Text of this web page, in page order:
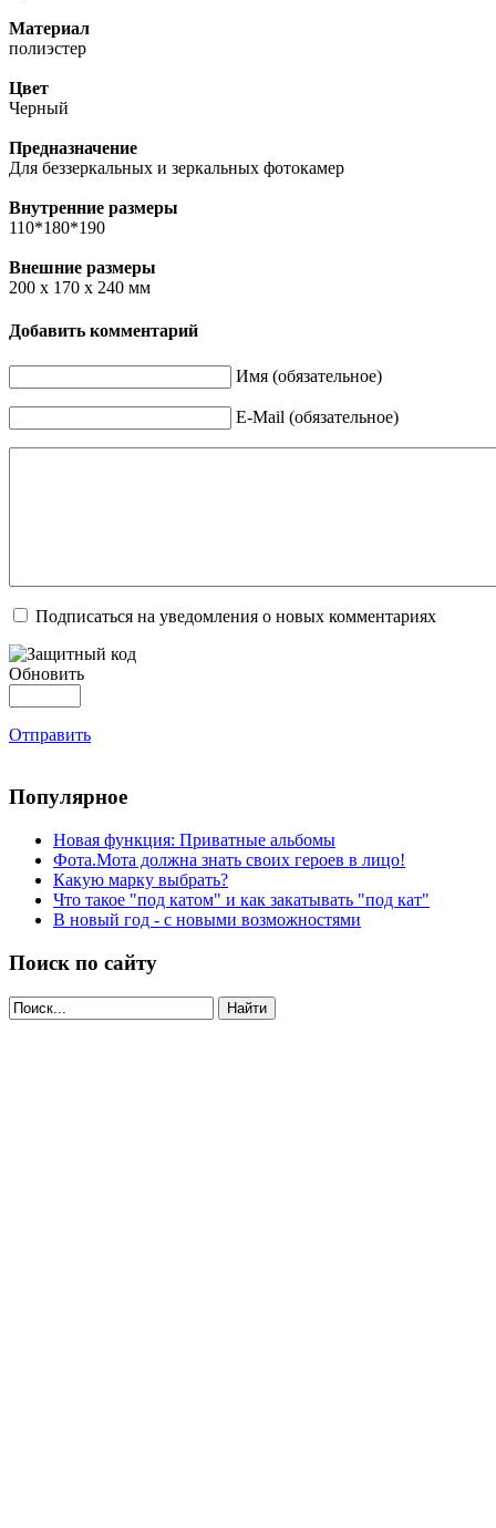
Материал
полиэстер
Цвет
Черный
Предназначение
Для беззеркальных и зеркальных фотокамер
Внутренние размеры
110*180*190
Внешние размеры
200 x 170 x 240 мм
Добавить комментарий
Имя (обязательное)
E-Mail (обязательное)
Подписаться на уведомления о новых комментариях
Обновить
Отправить
Популярное
Новая функция: Приватные альбомы
Фота.Мота должна знать своих героев в лицо!
Какую марку выбрать?
Что такое "под катом" и как закатывать "под кат"
В новый год - с новыми возможностями
Поиск по сайту
Найти